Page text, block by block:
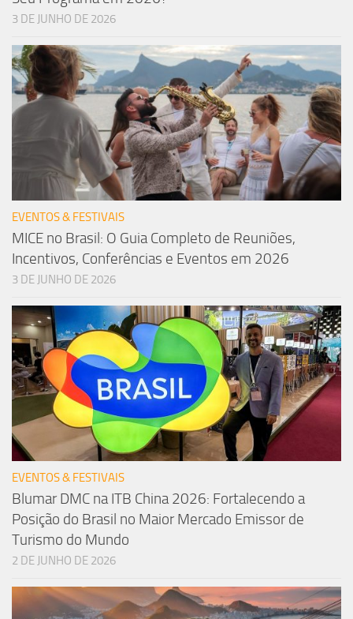
3 DE JUNHO DE 2026
EVENTOS & FESTIVAIS
MICE no Brasil: O Guia Completo de Reuniões,
Incentivos, Conferências e Eventos em 2026
3 DE JUNHO DE 2026
EVENTOS & FESTIVAIS
Blumar DMC na ITB China 2026: Fortalecendo a
Posição do Brasil no Maior Mercado Emissor de
Turismo do Mundo
2 DE JUNHO DE 2026